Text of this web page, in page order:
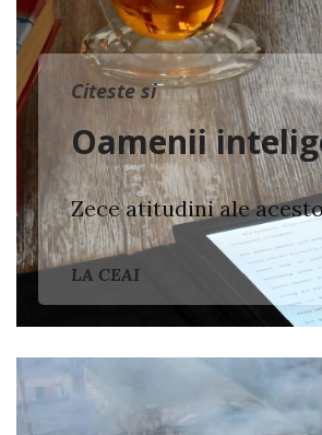
Citeste si
Oamenii
Zece atitudini ale
LA CEAI